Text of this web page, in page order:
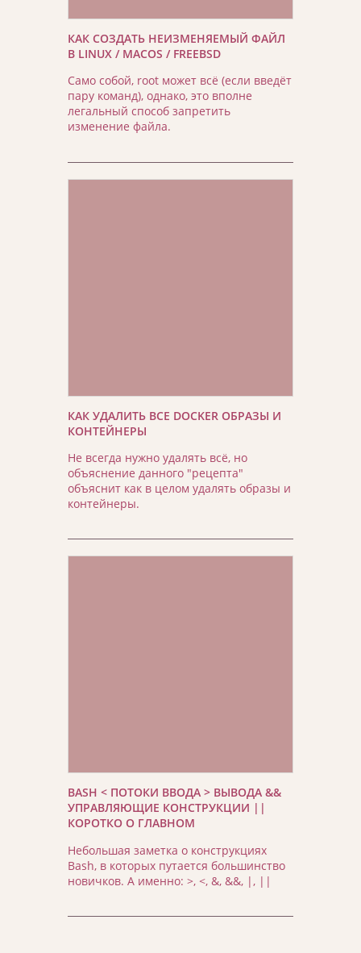
КАК СОЗДАТЬ НЕИЗМЕНЯЕМЫЙ ФАЙЛ
В LINUX / MACOS / FREEBSD
Само собой, root может всё (если введёт
пару команд), однако, это вполне
легальный способ запретить
изменение файла.
КАК УДАЛИТЬ ВСЕ DOCKER ОБРАЗЫ И
КОНТЕЙНЕРЫ
Не всегда нужно удалять всё, но
объяснение данного "рецепта"
объяснит как в целом удалять образы и
контейнеры.
BASH < ПОТОКИ ВВОДА > ВЫВОДА &&
УПРАВЛЯЮЩИЕ КОНСТРУКЦИИ ||
КОРОТКО О ГЛАВНОМ
Небольшая заметка о конструкциях
Bash, в которых путается большинство
новичков. А именно: >, <, &, &&, |, ||